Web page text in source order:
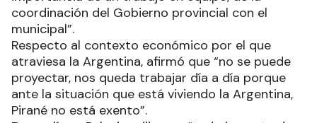
coordinación del Gobierno provincial con el
municipal”.
Respecto al contexto económico por el que
atraviesa la Argentina, afirmó que “no se puede
proyectar, nos queda trabajar día a día porque
ante la situación que está viviendo la Argentina,
Pirané no está exento”.